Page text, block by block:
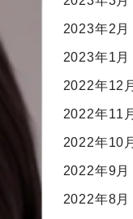
2023年2月
2023年1月
2022年12月
2022年11月
2022年10月
2022年9月
2022年8月